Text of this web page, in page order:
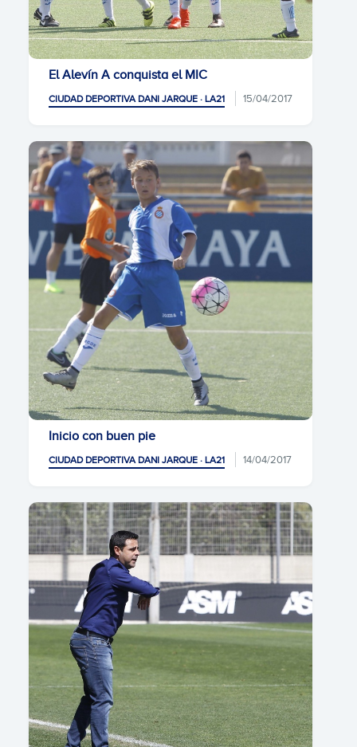
El Alevín A conquista el MIC
CIUDAD DEPORTIVA DANI JARQUE · LA21 15/04/2017
Inicio con buen pie
CIUDAD DEPORTIVA DANI JARQUE · LA21 14/04/2017